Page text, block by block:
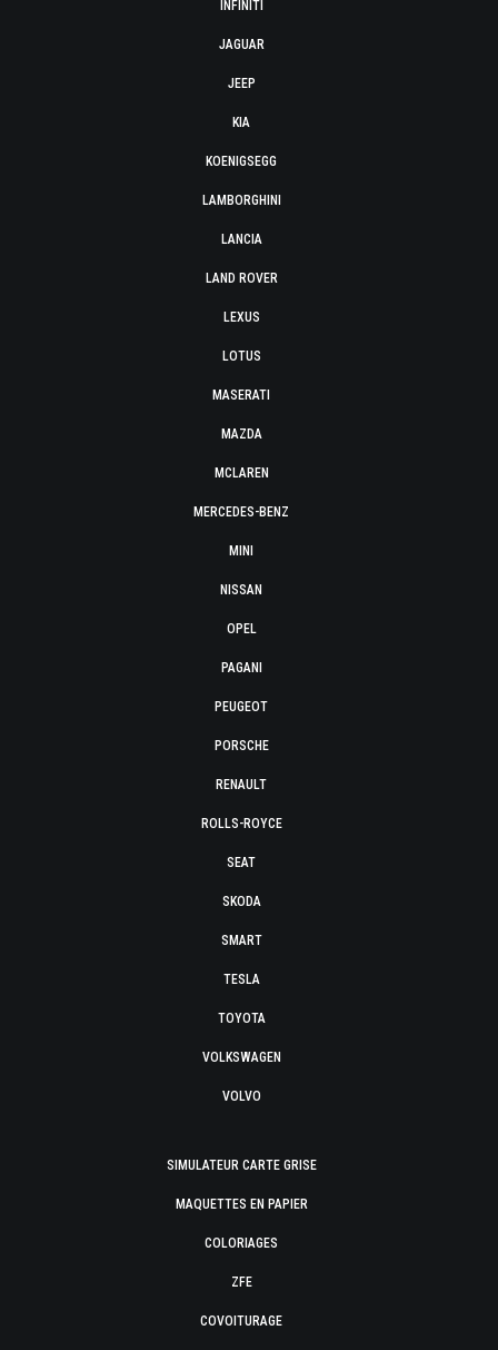
INFINITI
JAGUAR
JEEP
KIA
KOENIGSEGG
LAMBORGHINI
LANCIA
LAND ROVER
LEXUS
LOTUS
MASERATI
MAZDA
MCLAREN
MERCEDES-BENZ
MINI
NISSAN
OPEL
PAGANI
PEUGEOT
PORSCHE
RENAULT
ROLLS-ROYCE
SEAT
SKODA
SMART
TESLA
TOYOTA
VOLKSWAGEN
VOLVO
SIMULATEUR CARTE GRISE
MAQUETTES EN PAPIER
COLORIAGES
ZFE
COVOITURAGE